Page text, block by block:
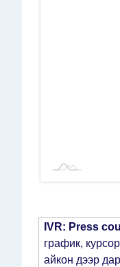
IVR: Press
график,
айкон дээр